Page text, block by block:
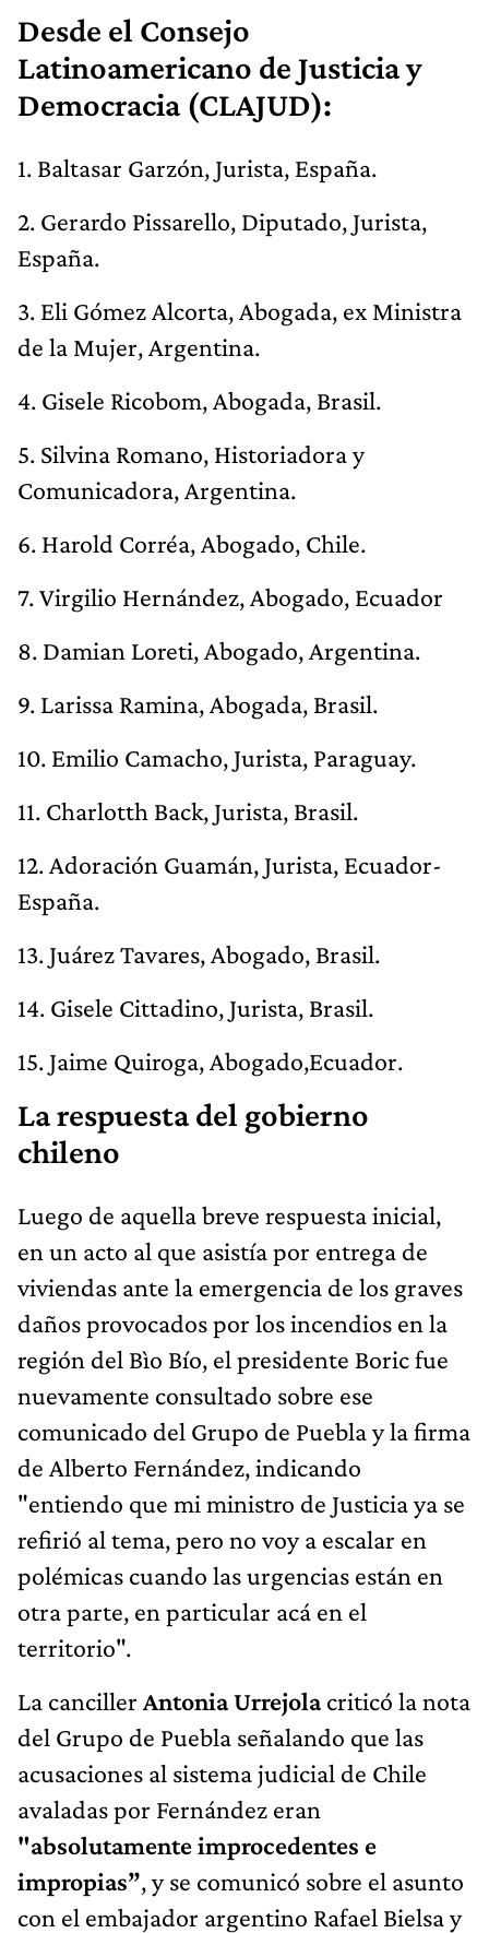
Desde el Consejo
Latinoamericano de Justicia y
Democracia (CLAJUD):
1. Baltasar Garzón, Jurista, España.
2. Gerardo Pissarello, Diputado, Jurista,
España.
3. Eli Gómez Alcorta, Abogada, ex Ministra
de la Mujer, Argentina.
4. Gisele Ricobom, Abogada, Brasil.
5. Silvina Romano, Historiadora y
Comunicadora, Argentina.
6. Harold Corréa, Abogado, Chile.
7. Virgilio Hernández, Abogado, Ecuador
8. Damian Loreti, Abogado, Argentina.
9. Larissa Ramina, Abogada, Brasil.
10. Emilio Camacho, Jurista, Paraguay.
11. Charlotth Back, Jurista, Brasil.
12. Adoración Guamán, Jurista, Ecuador-
España.
13. Juárez Tavares, Abogado, Brasil.
14. Gisele Cittadino, Jurista, Brasil.
15. Jaime Quiroga, Abogado,Ecuador.
La respuesta del gobierno
chileno
Luego de aquella breve respuesta inicial,
en un acto al que asistía por entrega de
viviendas ante la emergencia de los graves
daños provocados por los incendios en la
región del Bìo Bío, el presidente Boric fue
nuevamente consultado sobre ese
comunicado del Grupo de Puebla y la firma
de Alberto Fernández, indicando
"entiendo que mi ministro de Justicia ya se
refirió al tema, pero no voy a escalar en
polémicas cuando las urgencias están en
otra parte, en particular acá en el
territorio".
La canciller Antonia Urrejolacriticó la nota
del Grupo de Puebla señalando que las
acusaciones al sistema judicial de Chile
avaladas por Fernández eran
"absolutamente improcedentes e
impropias”, y se comunicó sobre el asunto
con el embajador argentino Rafael Bielsa y